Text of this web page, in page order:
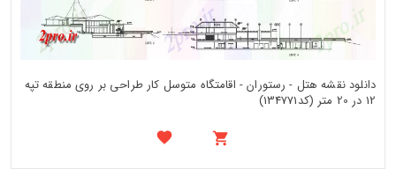
دانلود نقشه هتل - رستوران - اقامتگاه متوسل کار طراحی بر روی منطقه تپه
12 در 20 متر (کد134771)